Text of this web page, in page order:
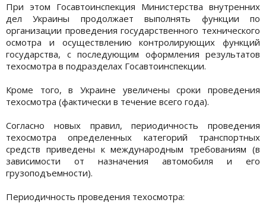
При этом Госавтоинспекция Министерства внутренних
дел Украины продолжает выполнять функции по
организации проведения государственного технического
осмотра и осуществлению контролирующих функций
государства, с последующим оформления результатов
техосмотра в подразделах Госавтоинспекции.
Кроме того, в Украине увеличены сроки проведения
техосмотра (фактически в течение всего года).
Согласно новых правил, периодичность проведения
техосмотра определенных категорий транспортных
средств приведены к международным требованиям (в
зависимости от назначения автомобиля и его
грузоподъемности).
Периодичность проведения техосмотра: